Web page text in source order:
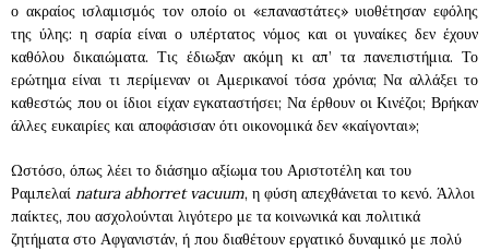
ο ακραίος ισλαμισμός τον οποίο οι «επαναστάτες» υιοθέτησαν εφόλης
της ύλης: η σαρία είναι ο υπέρτατος νόμος και οι γυναίκες δεν έχουν
καθόλου δικαιώματα. Τις έδιωξαν ακόμη κι απ’ τα πανεπιστήμια. Το
ερώτημα είναι τι περίμεναν οι Αμερικανοί τόσα χρόνια; Να αλλάξει το
καθεστώς που οι ίδιοι είχαν εγκαταστήσει; Να έρθουν οι Κινέζοι; Βρήκαν
άλλες ευκαιρίες και αποφάσισαν ότι οικονομικά δεν «καίγονται»;
Ωστόσο, όπως λέει το διάσημο αξίωμα του Αριστοτέλη και του
Ραμπελαί natura abhorret vacuum, η φύση απεχθάνεται το κενό. Άλλοι
παίκτες, που ασχολούνται λιγότερο με τα κοινωνικά και πολιτικά
ζητήματα στο Αφγανιστάν, ή που διαθέτουν εργατικό δυναμικό με πολύ